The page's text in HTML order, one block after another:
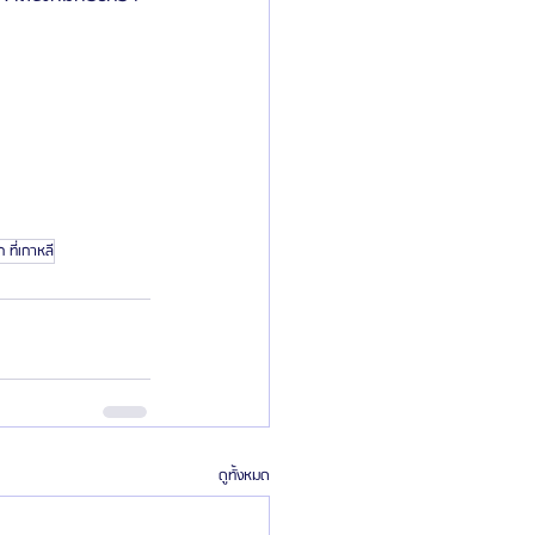
ที่เกาหลี
ดูทั้งหมด